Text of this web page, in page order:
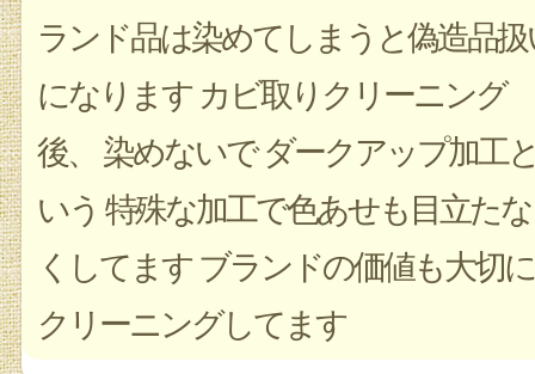
ランド品は染めてしまうと偽造品扱
になります カビ取りクリーニング
後、 染めないで ダークアップ加工
いう 特殊な加工で色あせも目立たな
くしてます ブランドの価値も大切に
クリーニングしてます